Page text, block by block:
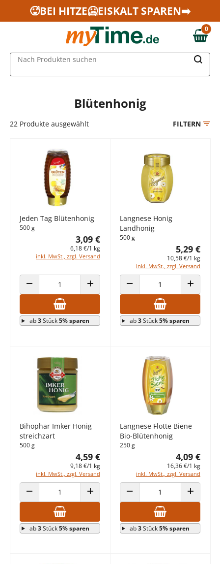
Zum Hauptinhalt springen
Zur Navigation springen
Zur Suche springen
🥵BEI HITZE🥶EISKALT SPAREN➡️
0,00 €
0
Nach Produkten suchen
Blütenhonig
22 Produkte ausgewählt FILTERN
Jeden Tag Blütenhonig
500 g
3,09 €
6,18 €/1 kg
inkl. MwSt., zzgl. Versand
ANZAHL VERRINGERN ANZAHL ERHÖHEN
ab3Stück5% sparen
Langnese Honig
Landhonig
500 g
5,29 €
10,58 €/1 kg
inkl. MwSt., zzgl. Versand
ANZAHL VERRINGERN ANZAHL
ab3Stück5% sparen
Bihophar Imker Honig
streichzart
500 g
4,59 €
9,18 €/1 kg
inkl. MwSt., zzgl. Versand
ANZAHL VERRINGERN ANZAHL ERHÖHEN
ab3Stück5% sparen
Langnese Flotte Biene
Bio-Blütenhonig
250 g
4,09 €
16,36 €/1 kg
inkl. MwSt., zzgl. Versand
ANZAHL VERRINGERN ANZAHL
ab3Stück5% sparen